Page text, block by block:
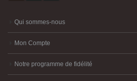
Qui sommes-nous
Mon Compte
Notre programme de fidélité